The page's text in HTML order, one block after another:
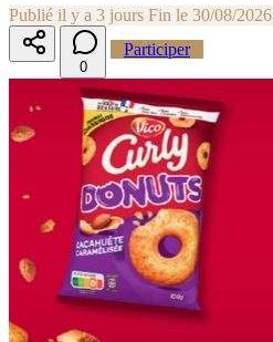
Publié il y a 3 jours Fin le 30/08/2026
0
Participer